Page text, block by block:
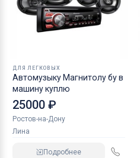
ДЛЯ ЛЕГКОВЫХ
Автомузыку Магнитолу бу в
машину куплю
25000 ₽
Ростов-на-Дону
Лина
Подробнее